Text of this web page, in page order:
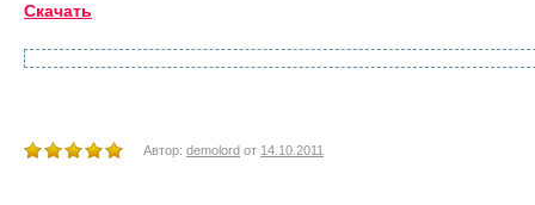
Скачать
Автор: demolord от 14.10.2011